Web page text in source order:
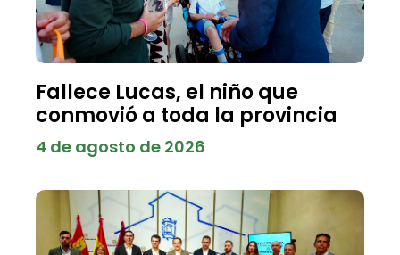
Fallece Lucas, el niño que
conmovió a toda la provincia
4 de agosto de 2026